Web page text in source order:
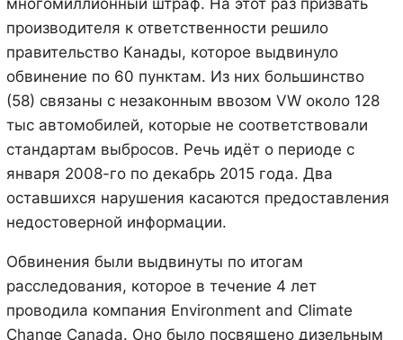
многомиллионный штраф. На этот раз призвать
производителя к ответственности решило
правительство Канады, которое выдвинуло
обвинение по 60 пунктам. Из них большинство
(58) связаны с незаконным ввозом VW около 128
тыс автомобилей, которые не соответствовали
стандартам выбросов. Речь идёт о периоде с
января 2008-го по декабрь 2015 года. Два
оставшихся нарушения касаются предоставления
недостоверной информации.
Обвинения были выдвинуты по итогам
расследования, которое в течение 4 лет
проводила компания Environment and Climate
Change Canada. Оно было посвящено дизельным